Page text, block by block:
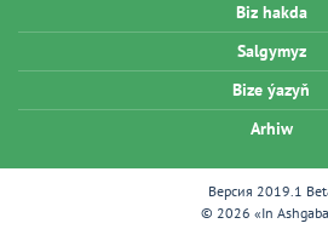
Biz hakda
Salgymyz
Bize ýazyň
Arhiw
Версия 2019.1
© 2026 «In